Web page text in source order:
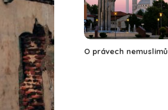
O právech nemuslimů